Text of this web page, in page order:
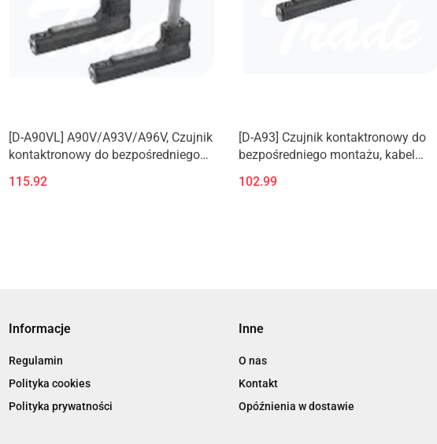
[D-A90VL] A90V/A93V/A96V, Czujnik
kontaktronowy do bezpośredniego
prostopadły
115.92
[D-A93] Czujnik kontaktronowy do
bezpośredniego montażu, kabel
102.99
Informacje
Regulamin
Polityka cookies
Polityka prywatności
Inne
O nas
Kontakt
Opóźnienia w dostawie